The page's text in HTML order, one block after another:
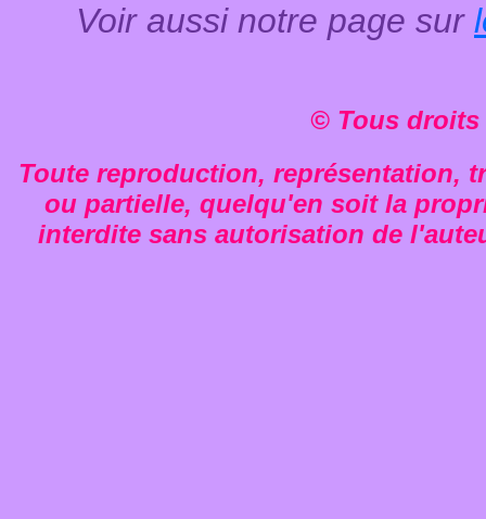
Voir aussi notre page sur
© Tous droits
Toute reproduction, représentation,
ou partielle, quelqu'en soit la
interdite sans autorisation de